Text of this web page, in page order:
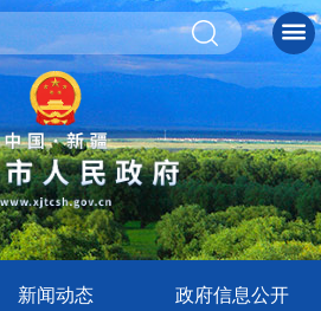
新闻动态 政府信息公开